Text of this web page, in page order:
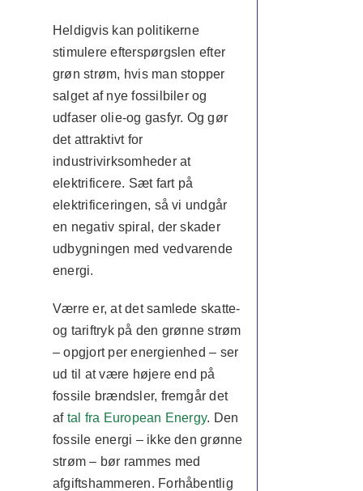
Heldigvis kan politikerne
stimulere efterspørgslen efter
grøn strøm, hvis man stopper
salget af nye fossilbiler og
udfaser olie-og gasfyr. Og gør
det attraktivt for
industrivirksomheder at
elektrificere. Sæt fart på
elektrificeringen, så vi undgår
en negativ spiral, der skader
udbygningen med vedvarende
energi.
Værre er, at det samlede skatte-
og tariftryk på den grønne strøm
– opgjort per energienhed – ser
ud til at være højere end på
fossile brændsler, fremgår det
af tal fra European Energy. Den
fossile energi – ikke den grønne
strøm – bør rammes med
afgiftshammeren. Forhåbentlig